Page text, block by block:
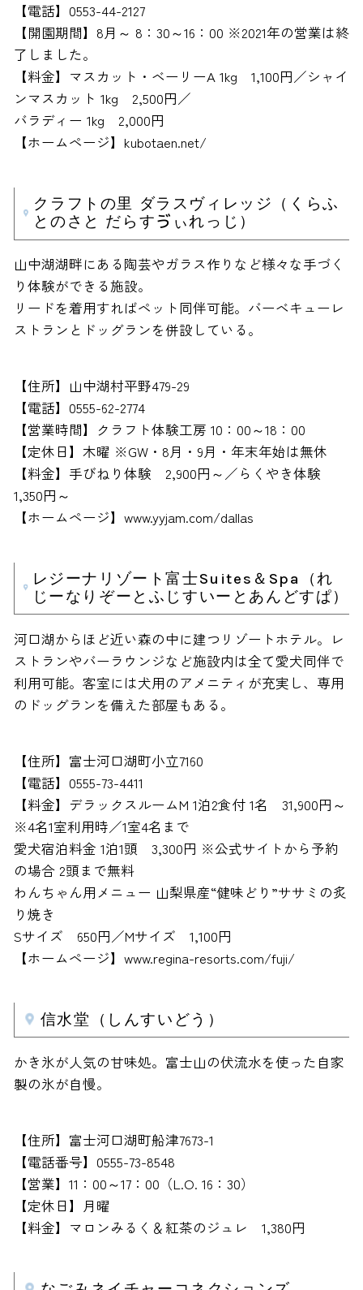
【電話】0553-44-2127
【開園期間】8月～ 8：30～16：00 ※2021年の営業は終
了しました。
【料金】マスカット・ベーリーA 1kg 1,100円／シャイ
ンマスカット 1kg 2,500円／
バラディー 1kg 2,000円
【ホームページ】kubotaen.net/
クラフトの里 ダラスヴィレッジ（くらふ
とのさと だらすゔぃれっじ）
山中湖湖畔にある陶芸やガラス作りなど様々な手づく
り体験ができる施設。
リードを着用すればペット同伴可能。バーベキューレ
ストランとドッグランを併設している。
【住所】山中湖村平野479-29
【電話】0555-62-2774
【営業時間】クラフト体験工房 10：00～18：00
【定休日】木曜 ※GW・8月・9月・年末年始は無休
【料金】手びねり体験 2,900円～／らくやき体験
1,350円～
【ホームページ】www.yyjam.com/dallas
レジーナリゾート富士Suites＆Spa（れ
じーなりぞーとふじすいーとあんどすぱ）
河口湖からほど近い森の中に建つリゾートホテル。レ
ストランやバーラウンジなど施設内は全て愛犬同伴で
利用可能。客室には犬用のアメニティが充実し、専用
のドッグランを備えた部屋もある。
【住所】富士河口湖町小立7160
【電話】0555-73-4411
【料金】デラックスルームM 1泊2食付 1名 31,900円～
※4名1室利用時／1室4名まで
愛犬宿泊料金 1泊1頭 3,300円 ※公式サイトから予約
の場合 2頭まで無料
わんちゃん用メニュー 山梨県産“健味どり”ササミの炙
り焼き
Sサイズ 650円／Mサイズ 1,100円
【ホームページ】www.regina-resorts.com/fuji/
信水堂（しんすいどう）
かき氷が人気の甘味処。富士山の伏流水を使った自家
製の氷が自慢。
【住所】富士河口湖町船津7673-1
【電話番号】0555-73-8548
【営業】11：00～17：00（L.O. 16：30）
【定休日】月曜
【料金】マロンみるく＆紅茶のジュレ 1,380円